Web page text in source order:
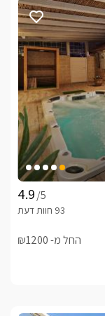
/5
החל מ- ₪1200